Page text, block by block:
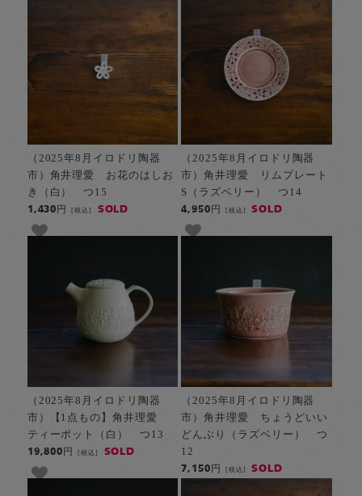
（2025年8月イロドリ陶器
市）角井理愛 お花のはしお
き（白） つ15
1,430円[税込] SOLD
（2025年8月イロドリ陶器
市）角井理愛 リムプレート
S（ラズベリー） つ14
4,950円 [税込] SOLD
（2025年8月イロドリ陶器
市）【1点もの】角井理愛
ティーポット（白） つ13
19,800円[税込] SOLD
（2025年8月イロドリ陶器
市）角井理愛 ちょうどいい
どんぶり（ラズベリー） つ
12
7,150円 [税込] SOLD